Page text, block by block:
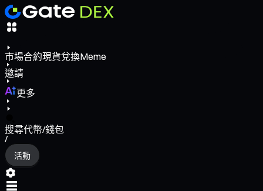
市場合約現貨兌換Meme
邀請
更多
搜尋代幣/錢包
/
活動